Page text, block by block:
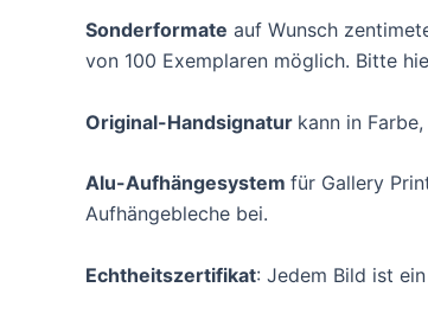
Sonderformate auf Wunsch
von 100 Exemplaren möglich. Bitte
Original-Handsignatur kann in
Alu-Aufhängesystem für Gallery
Aufhängebleche bei.
Echtheitszertifikat: Jedem Bild ist